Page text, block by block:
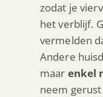
zodat je
het verblijf.
vermelden
Andere
maar enkel
neem